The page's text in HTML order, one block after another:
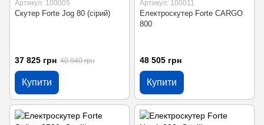
Артикул: 100005
Скутер Forte Jog 80 (сірий)
37 825 грн 40 940 грн
Купити
Артикул: 100011
Електроскутер Forte CARGO
800
48 505 грн
Купити